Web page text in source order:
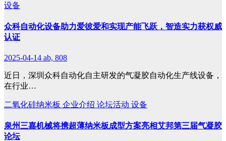
设备
众科自动化设备助力爱彼爱和实现产能飞跃，智造实力获权威
认证
2025-04-14 ab, 808
近日，深圳众科自动化自主研发的气凝胶自动化生产线设备，
在行业…
二氧化硅纳米板 企业介绍 论坛活动 设备
泉州三嘉机械将携超薄纳米板成型方案亮相艾邦第三届气凝胶
论坛